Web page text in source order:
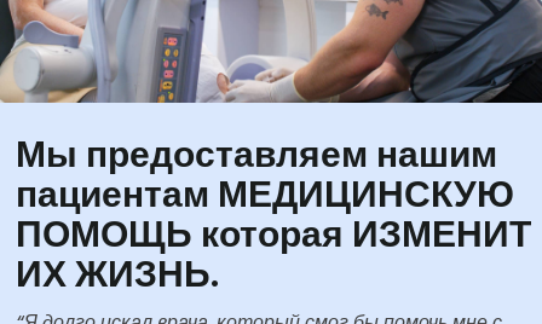
Мы предоставляем нашим
пациентам МЕДИЦИНСКУЮ
ПОМОЩЬ которая ИЗМЕНИТ
ИХ ЖИЗНЬ.